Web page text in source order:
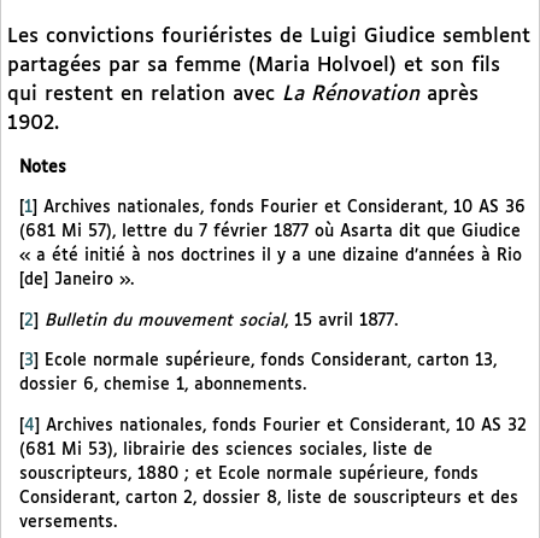
Les convictions fouriéristes de Luigi Giudice semblent
partagées par sa femme (Maria Holvoel) et son fils
qui restent en relation avec La Rénovation après
1902.
Notes
1
Archives nationales, fonds Fourier et Considerant, 10 AS 36
(681 Mi 57), lettre du 7 février 1877 où Asarta dit que Giudice
« a été initié à nos doctrines il y a une dizaine d’années à Rio
[de] Janeiro ».
[2] Bulletin du mouvement social, 15 avril 1877.
3
Ecole normale supérieure, fonds Considerant, carton 13,
dossier 6, chemise 1, abonnements.
[4] Archives nationales, fonds Fourier et Considerant, 10 AS 32
(681 Mi 53), librairie des sciences sociales, liste de
souscripteurs, 1880 ; et Ecole normale supérieure, fonds
Considerant, carton 2, dossier 8, liste de souscripteurs et des
versements.